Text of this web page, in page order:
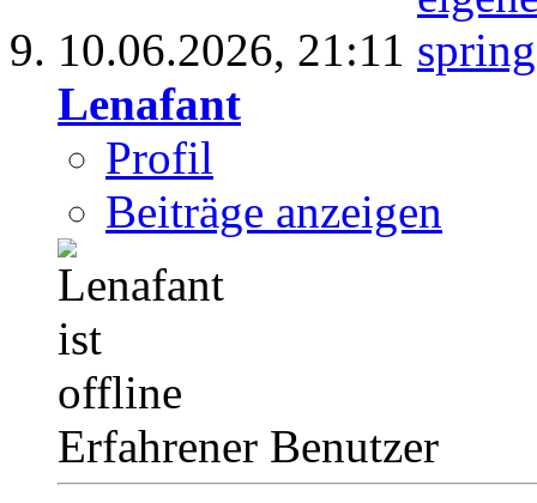
10.06.2026, 21:11
Lenafant
Profil
Beiträge anzeigen
Erfahrener Benutzer